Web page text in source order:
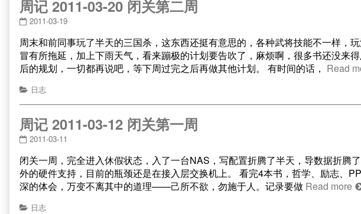
周记 2011-03-20 闭关第二周
2011-03-19
周末和前同事玩了半天的三国杀，这东西还挺有意思的，各种武将技能不一样，
冒有所拖延，加上下雨天气，看来蹦极的计划要告吹了，麻烦啊，很多书还没来
后的规划，一切都再说吧，等下周过完之后再做其他计划。 有时间的话， Read
日志
周记 2011-03-12 闭关第一周
2011-03-11
闭关一周，完全进入休假状态，入了一台NAS，写配置折腾了半天，导数据折腾
外的硬件支持，目前的瓶颈还是在接入层交换机上。 看完4本书，哲学、励志、
深的体会，万变不离其中的道理——己所不欲，勿施于人。记录要做 Read more
日志